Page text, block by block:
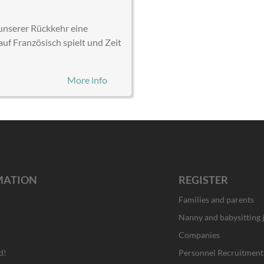
Rückkehr eine
Französisch spielt und Zeit
More info
REGISTER
Families and parents
Nanny and babysitting
Companies
Personnel Recruitment